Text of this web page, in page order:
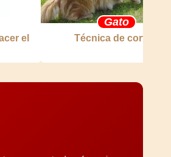
el
Gato
Técnica de cortejo